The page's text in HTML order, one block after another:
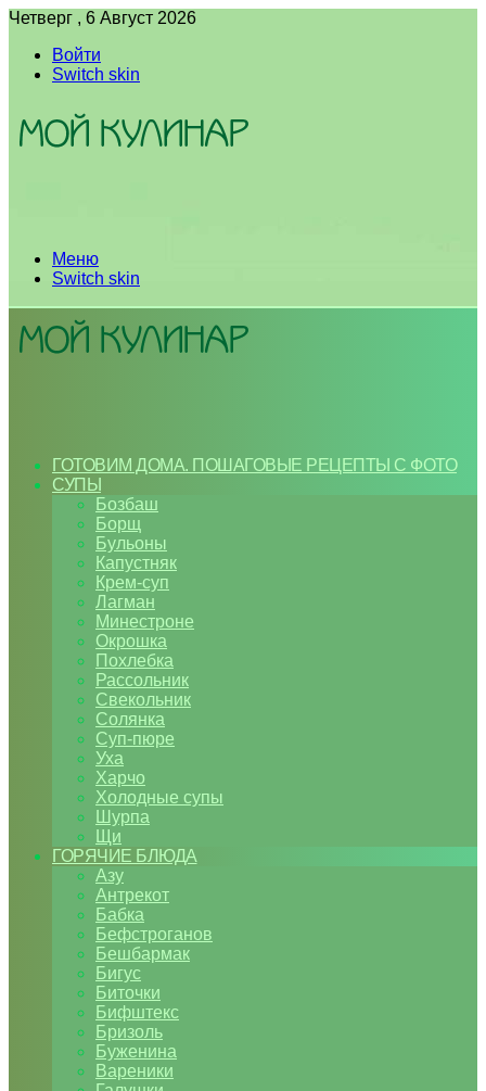
Четверг , 6 Август 2026
Войти
Switch skin
Меню
Switch skin
ГОТОВИМ ДОМА. ПОШАГОВЫЕ РЕЦЕПТЫ С ФОТО
СУПЫ
Бозбаш
Борщ
Бульоны
Капустняк
Крем-суп
Лагман
Минестроне
Окрошка
Похлебка
Рассольник
Свекольник
Солянка
Суп-пюре
Уха
Харчо
Холодные супы
Шурпа
Щи
ГОРЯЧИЕ БЛЮДА
Азу
Антрекот
Бабка
Бефстроганов
Бешбармак
Бигус
Биточки
Бифштекс
Бризоль
Буженина
Вареники